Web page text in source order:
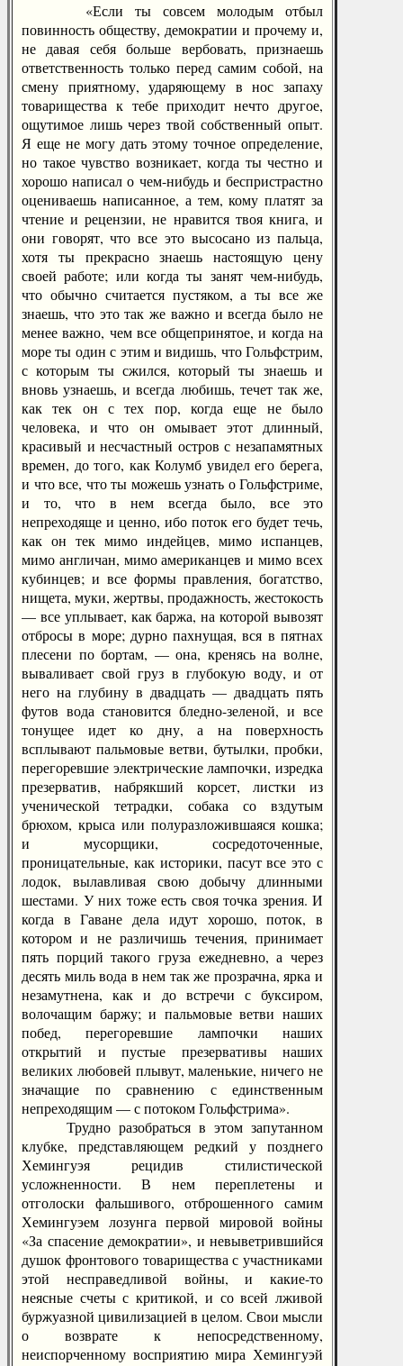
«Если ты совсем молодым отбыл
повинность обществу, демократии и прочему и,
не давая себя больше вербовать, признаешь
ответственность только перед самим собой, на
смену приятному, ударяющему в нос запаху
товарищества к тебе приходит нечто другое,
ощутимое лишь через твой собственный опыт.
Я еще не могу дать этому точное определение,
но такое чувство возникает, когда ты честно и
хорошо написал о чем-нибудь и беспристрастно
оцениваешь написанное, а тем, кому платят за
чтение и рецензии, не нравится твоя книга, и
они говорят, что все это высосано из пальца,
хотя ты прекрасно знаешь настоящую цену
своей работе; или когда ты занят чем-нибудь,
что обычно считается пустяком, а ты все же
знаешь, что это так же важно и всегда было не
менее важно, чем все общепринятое, и когда на
море ты один с этим и видишь, что Гольфстрим,
с которым ты сжился, который ты знаешь и
вновь узнаешь, и всегда любишь, течет так же,
как тек он с тех пор, когда еще не было
человека, и что он омывает этот длинный,
красивый и несчастный остров с незапамятных
времен, до того, как Колумб увидел его берега,
и что все, что ты можешь узнать о Гольфстриме,
и то, что в нем всегда было, все это
непреходяще и ценно, ибо поток его будет течь,
как он тек мимо индейцев, мимо испанцев,
мимо англичан, мимо американцев и мимо всех
кубинцев; и все формы правления, богатство,
нищета, муки, жертвы, продажность, жестокость
— все уплывает, как баржа, на которой вывозят
отбросы в море; дурно пахнущая, вся в пятнах
плесени по бортам, — она, кренясь на волне,
вываливает свой груз в глубокую воду, и от
него на глубину в двадцать — двадцать пять
футов вода становится бледно-зеленой, и все
тонущее идет ко дну, а на поверхность
всплывают пальмовые ветви, бутылки, пробки,
перегоревшие электрические лампочки, изредка
презерватив, набрякший корсет, листки из
ученической тетрадки, собака со вздутым
брюхом, крыса или полуразложившаяся кошка;
и мусорщики, сосредоточенные,
проницательные, как историки, пасут все это с
лодок, вылавливая свою добычу длинными
шестами. У них тоже есть своя точка зрения. И
когда в Гаване дела идут хорошо, поток, в
котором и не различишь течения, принимает
пять порций такого груза ежедневно, а через
десять миль вода в нем так же прозрачна, ярка и
незамутнена, как и до встречи с буксиром,
волочащим баржу; и пальмовые ветви наших
побед, перегоревшие лампочки наших
открытий и пустые презервативы наших
великих любовей плывут, маленькие, ничего не
значащие по сравнению с единственным
непреходящим — с потоком Гольфстрима».
Трудно разобраться в этом запутанном
клубке, представляющем редкий у позднего
Хемингуэя рецидив стилистической
усложненности. В нем переплетены и
отголоски фальшивого, отброшенного самим
Хемингуэем лозунга первой мировой войны
«За спасение демократии», и невыветрившийся
душок фронтового товарищества с участниками
этой несправедливой войны, и какие-то
неясные счеты с критикой, и со всей лживой
буржуазной цивилизацией в целом. Свои мысли
о возврате к непосредственному,
неиспорченному восприятию мира Хемингуэй